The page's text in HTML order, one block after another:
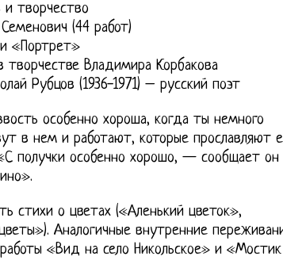
творчество
(44 работ)
«Портрет»
творчестве Владимира Корбакова
Рубцов (1936-1971) – русский поэт
особенно хороша, когда ты немного
в нем и работают, которые прославляют
получки особенно хорошо, — сообщает он
стихи о цветах («Аленький цветок»,
Аналогичные внутренние
«Вид на село Никольское» и «Мостик